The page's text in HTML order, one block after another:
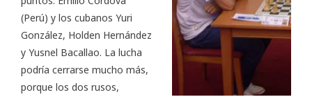
(Perú) y los cubanos Yuri
González, Holden Hernández
y Yusnel Bacallao. La lucha
podría cerrarse mucho más,
porque los dos rusos,